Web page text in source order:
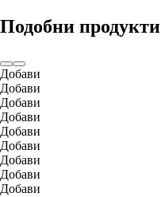
Подобни продукти
Добави
Добави
Добави
Добави
Добави
Добави
Добави
Добави
Добави